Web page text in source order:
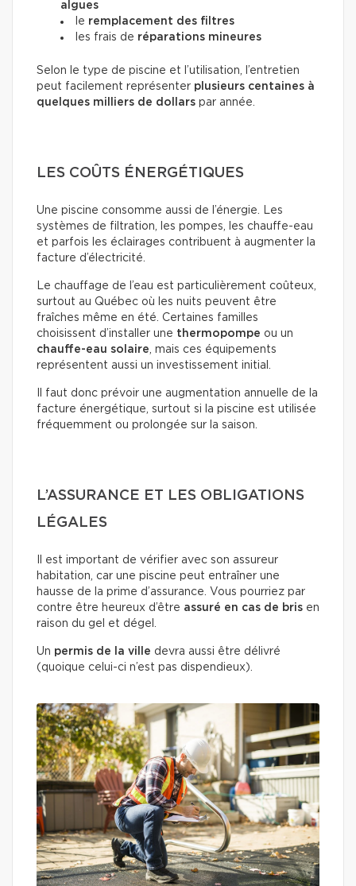
algues
le remplacement des filtres
les frais de réparations mineures
Selon le type de piscine et l’utilisation, l’entretien
peut facilement représenter plusieurs centaines à
quelques milliers de dollars par année.
LES COÛTS ÉNERGÉTIQUES
Une piscine consomme aussi de l’énergie. Les
systèmes de filtration, les pompes, les chauffe-eau
et parfois les éclairages contribuent à augmenter la
facture d’électricité.
Le chauffage de l’eau est particulièrement coûteux,
surtout au Québec où les nuits peuvent être
fraîches même en été. Certaines familles
choisissent d’installer une thermopompe ou un
chauffe-eau solaire, mais ces équipements
représentent aussi un investissement initial.
Il faut donc prévoir une augmentation annuelle de la
facture énergétique, surtout si la piscine est utilisée
fréquemment ou prolongée sur la saison.
L’ASSURANCE ET LES OBLIGATIONS
LÉGALES
Il est important de vérifier avec son assureur
habitation, car une piscine peut entraîner une
hausse de la prime d’assurance. Vous pourriez par
contre être heureux d’être assuré en cas de bris en
raison du gel et dégel.
Un permis de la ville devra aussi être délivré
(quoique celui-ci n’est pas dispendieux).